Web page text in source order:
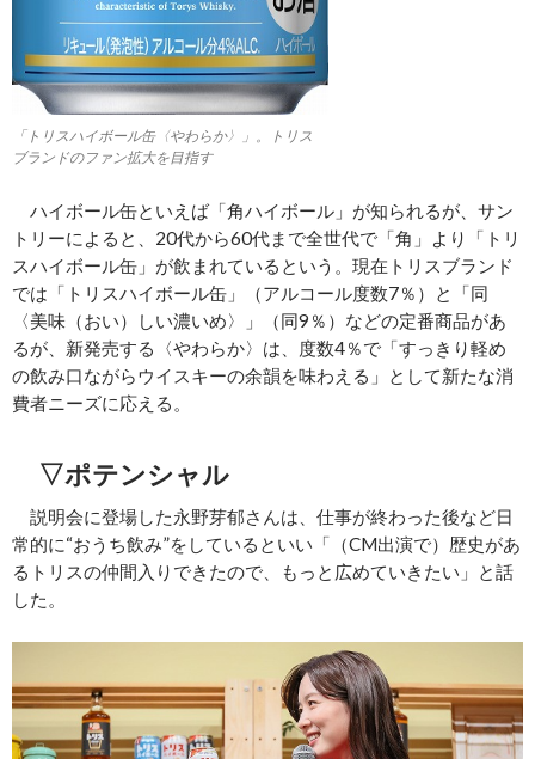
「トリスハイボール缶〈やわらか〉」。トリス
ブランドのファン拡大を目指す
ハイボール缶といえば「角ハイボール」が知られるが、サン
トリーによると、20代から60代まで全世代で「角」より「トリ
スハイボール缶」が飲まれているという。現在トリスブランド
では「トリスハイボール缶」（アルコール度数7％）と「同
〈美味（おい）しい濃いめ〉」（同9％）などの定番商品があ
るが、新発売する〈やわらか〉は、度数4％で「すっきり軽め
の飲み口ながらウイスキーの余韻を味わえる」として新たな消
費者ニーズに応える。
▽ポテンシャル
説明会に登場した永野芽郁さんは、仕事が終わった後など日
常的に“おうち飲み”をしているといい「（CM出演で）歴史があ
るトリスの仲間入りできたので、もっと広めていきたい」と話
した。